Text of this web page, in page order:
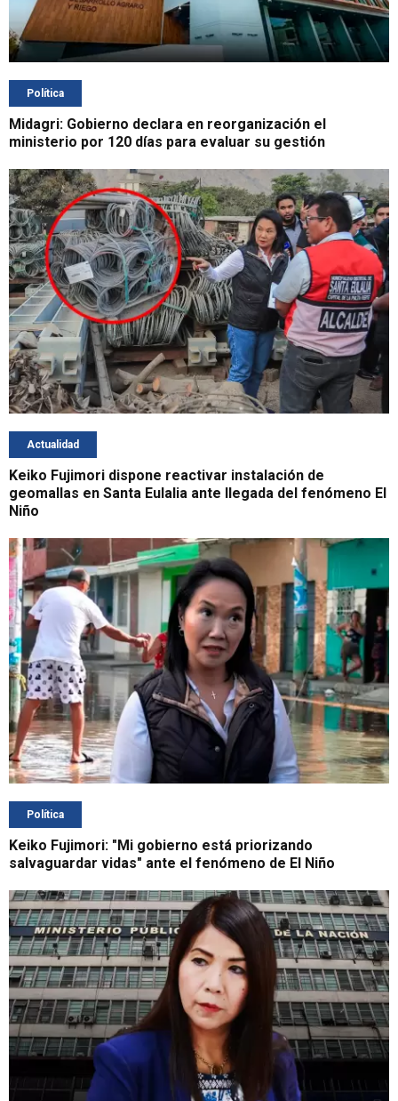
Política
Midagri: Gobierno declara en reorganización el
ministerio por 120 días para evaluar su gestión
Actualidad
Keiko Fujimori dispone reactivar instalación de
geomallas en Santa Eulalia ante llegada del fenómeno El
Niño
Política
Keiko Fujimori: "Mi gobierno está priorizando
salvaguardar vidas" ante el fenómeno de El Niño